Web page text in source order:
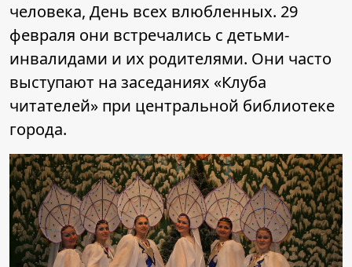
человека, День всех влюбленных. 29
февраля они встречались с детьми-
инвалидами и их родителями. Они часто
выступают на заседаниях «Клуба
читателей» при центральной библиотеке
города.